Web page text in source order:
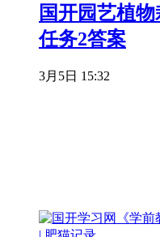
国开园艺植
任务2答案
3月5日 15:32